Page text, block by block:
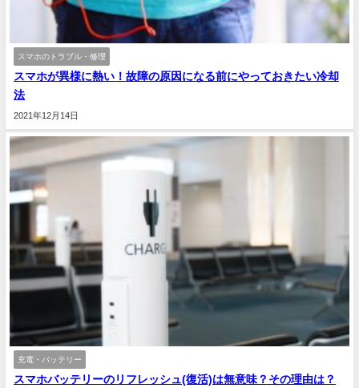
スマホのトラブル・修理
スマホが異様に熱い！故障の原因になる前にやっておきたい冷却
法
2021年12月14日
充電・バッテリー
スマホバッテリーのリフレッシュ(復活)は無意味？その理由は？